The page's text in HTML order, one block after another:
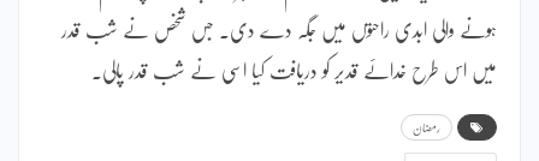
ہونے والی ابدی راحتوں میں جگہ دے دی۔ جس شخص نے شب قدر
میں اس طرح خدائے قدیر کو دریافت کیا اسی نے شب قدر پالی۔
رمضان